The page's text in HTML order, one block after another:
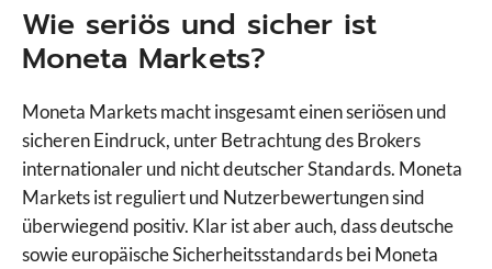
Wie seriös und sicher ist
Moneta Markets?
Moneta Markets macht insgesamt einen seriösen und
sicheren Eindruck, unter Betrachtung des Brokers
internationaler und nicht deutscher Standards. Moneta
Markets ist reguliert und Nutzerbewertungen sind
überwiegend positiv. Klar ist aber auch, dass deutsche
sowie europäische Sicherheitsstandards bei Moneta